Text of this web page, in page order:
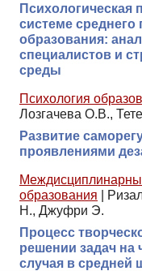
системе
образования:
специалистов и
среды
Психология
Лозгачева О.В.,
Развитие
проявлениями
образования
Н., Джуфри Э.
Процесс
решении задач на
случая в средней